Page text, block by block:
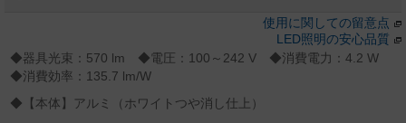
使用に関しての留意点
LED照明の安心品質
◆器具光束：570 lm ◆電圧：100～242 V ◆消費電力：4.2 W
◆消費効率：135.7 lm/W
◆【本体】アルミ（ホワイトつや消し仕上）